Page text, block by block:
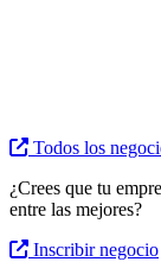
Todos los
¿Crees que tu
entre las mejores?
Inscribir negocio